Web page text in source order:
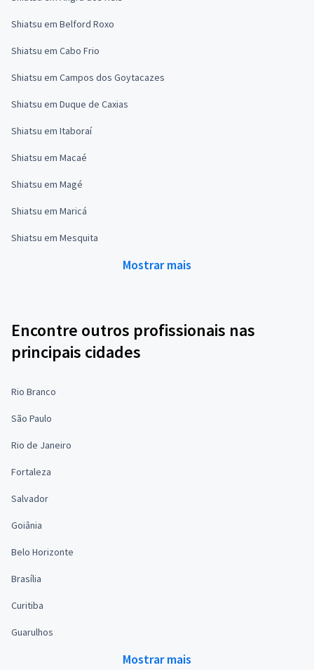
Shiatsu em Belford Roxo
Shiatsu em Cabo Frio
Shiatsu em Campos dos Goytacazes
Shiatsu em Duque de Caxias
Shiatsu em Itaboraí
Shiatsu em Macaé
Shiatsu em Magé
Shiatsu em Maricá
Shiatsu em Mesquita
Mostrar mais
Encontre outros profissionais nas
principais cidades
Rio Branco
São Paulo
Rio de Janeiro
Fortaleza
Salvador
Goiânia
Belo Horizonte
Brasília
Curitiba
Guarulhos
Mostrar mais